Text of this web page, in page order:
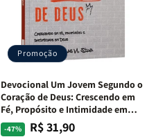
Teológica
Penkal
Teológica
Penkal
Promoção
Devocional Um Jovem Segundo o
Coração de Deus: Crescendo em
Fé, Propósito e Intimidade em
Deus
-47%
Preço
PreçoR$ 31,90